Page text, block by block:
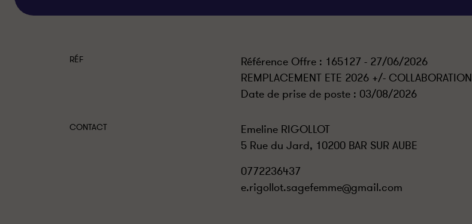
RÉF
Référence Offre : 165127 - 27/06/2026
REMPLACEMENT ETE 2026 +/- COLLABORATION
Date de prise de poste : 03/08/2026
CONTACT
Emeline RIGOLLOT
5 Rue du Jard, 10200 BAR SUR AUBE
0772236437
e.rigollot.sagefemme@gmail.com